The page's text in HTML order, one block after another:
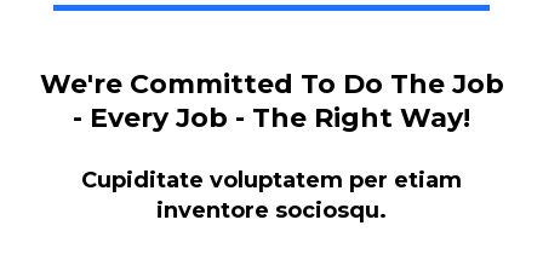
We're Committed To Do The Job
- Every Job - The Right Way!
Cupiditate voluptatem per etiam
inventore sociosqu.